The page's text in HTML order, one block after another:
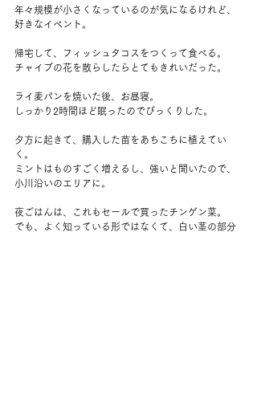
年々規模が小さくなっているのが気になるけれど、
好きなイベント。
帰宅して、フィッシュタコスをつくって食べる。
チャイブの花を散らしたらとてもきれいだった。
ライ麦パンを焼いた後、お昼寝。
しっかり2時間ほど眠ったのでびっくりした。
夕方に起きて、購入した苗をあちこちに植えてい
く。
ミントはものすごく増えるし、強いと聞いたので、
小川沿いのエリアに。
夜ごはんは、これもセールで買ったチンゲン菜。
でも、よく知っている形ではなくて、白い茎の部分